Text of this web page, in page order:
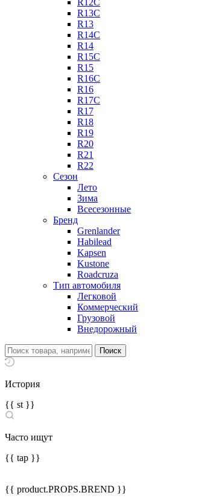
R12C
R13C
R13
R14C
R14
R15C
R15
R16C
R16
R17C
R17
R18
R19
R20
R21
R22
Сезон
Лето
Зима
Всесезонные
Бренд
Grenlander
Habilead
Kapsen
Kustone
Roadcruza
Тип автомобиля
Легковой
Коммерческий
Грузовой
Внедорожный
История
{{ st }}
Часто ищут
{{ tap }}
{{ product.PROPS.BREND }}